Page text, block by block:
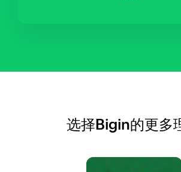
选择Bigin的更多